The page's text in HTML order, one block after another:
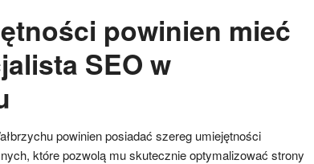
powinien mieć
SEO w
powinien posiadać szereg umiejętności
które pozwolą mu skutecznie optymalizować strony